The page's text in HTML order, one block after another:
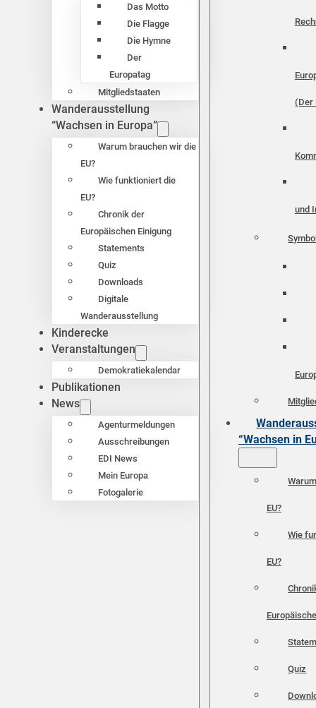
Das Motto
Die Flagge
Die Hymne
Der
Europatag
Mitgliedstaaten
Wanderausstellung
“Wachsen in Europa”
Warum brauchen wir die
EU?
Wie funktioniert die
EU?
Chronik der
Europäischen Einigung
Statements
Quiz
Downloads
Digitale
Wanderausstellung
Kinderecke
Veranstaltungen
Demokratiekalendar
Publikationen
News
Agenturmeldungen
Ausschreibungen
EDI News
Mein Europa
Fotogalerie
(Der
und
“Wachsen in
EU?
Wie
EU?
Quiz